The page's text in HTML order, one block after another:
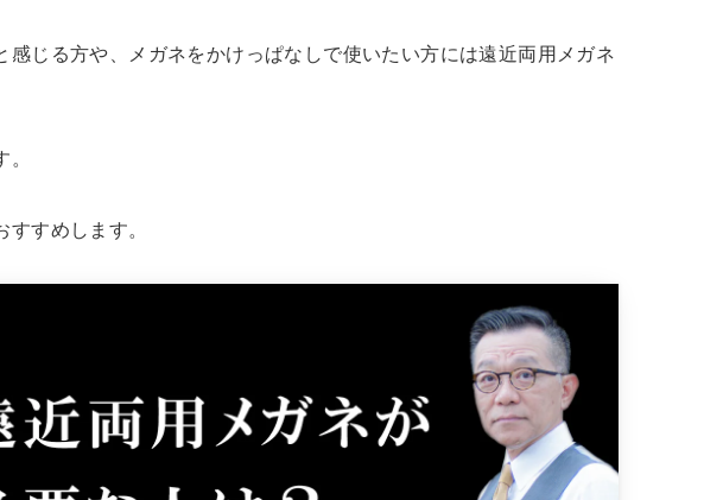
じる方や、メガネをかけっぱなしで使いたい方には遠近両用メガネ
すめします。